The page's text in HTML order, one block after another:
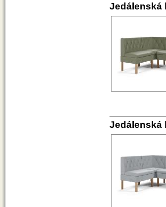
Jedálenská
Jedálenská